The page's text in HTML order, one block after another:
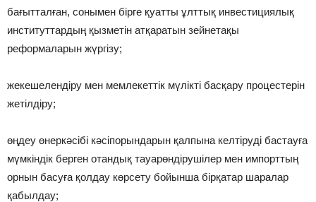
бағытталған, сонымен бірге қуатты ұлттық инвестициялық
институттардың қызметін атқаратын зейнетақы
реформаларын жүргізу;
жекешелендіру мен мемлекеттік мүлікті басқару процестерін
жетілдіру;
өңдеу өнеркәсібі кәсіпорындарын қалпына келтіруді бастауға
мүмкіндік берген отандық тауарөндірушілер мен импорттың
орнын басуға қолдау көрсету бойынша бірқатар шаралар
қабылдау;